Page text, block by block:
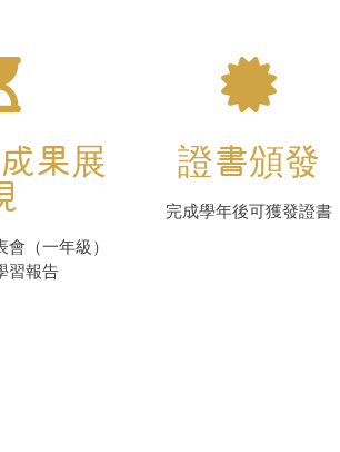
果展
（一年級）
習報告
證書頒發
完成學年後可獲發證書